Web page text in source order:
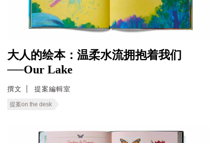
大人的绘本：温柔水流拥抱着我们
──Our Lake
撰文 提案編輯室
提案on the desk